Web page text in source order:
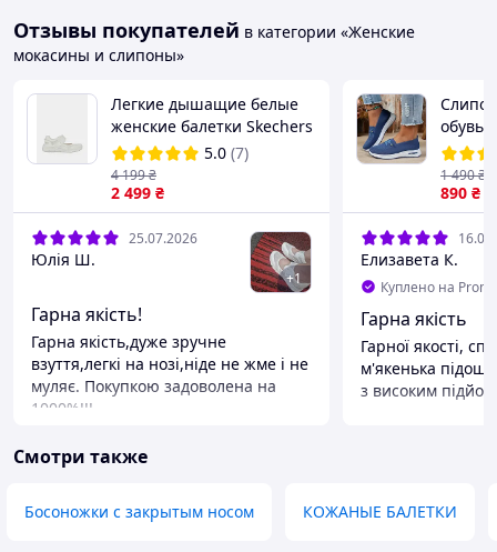
Отзывы покупателей в категории «Женские
мокасины и слипоны»
Легкие дышащие белые
женские балетки Skechers
(117105 WHT)5.0 (7)
2 499 ₴
4 199₴
25.07.2026
Юлія Ш.
+1
Гарна якість!
Гарна якість,дуже зручне
взуття,легкі на нозі,ніде не жме і не
муляє. Покупкою задоволена на
1000%!!!
Зручні,легкі
Поки не знайшла.
обувь,
синие
890 ₴
1 490₴
Елизавета К.
Куплено на
Гарна якість
Гарної якості,
м'якенька
з високим
не пришито
Смотри также
Босоножки с закрытым носом КОЖАНЫЕ БАЛЕТКИ